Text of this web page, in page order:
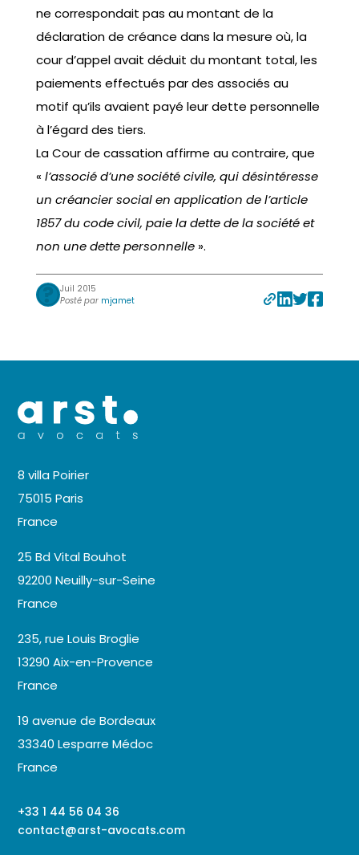
ne correspondait pas au montant de la
déclaration de créance dans la mesure où, la
cour d’appel avait déduit du montant total, les
paiements effectués par des associés au
motif qu’ils avaient payé leur dette personnelle
à l’égard des tiers.
La Cour de cassation affirme au contraire, que
« l’associé d’une société civile, qui désintéresse
un créancier social en application de l’article
1857 du code civil, paie la dette de la société et
non une dette personnelle».
Juil 2015
Posté par mjamet
8 villa Poirier
75015 Paris
France
25 Bd Vital Bouhot
92200 Neuilly-sur-Seine
France
235, rue Louis Broglie
13290 Aix-en-Provence
France
19 avenue de Bordeaux
33340 Lesparre Médoc
France
+33 1 44 56 04 36
contact@arst-avocats.com